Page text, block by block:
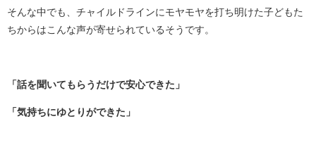
そんな中でも、チャイルドラインにモヤモヤを打ち明けた子どもた
ちからはこんな声が寄せられているそうです。
「話を聞いてもらうだけで安心できた」
「気持ちにゆとりができた」